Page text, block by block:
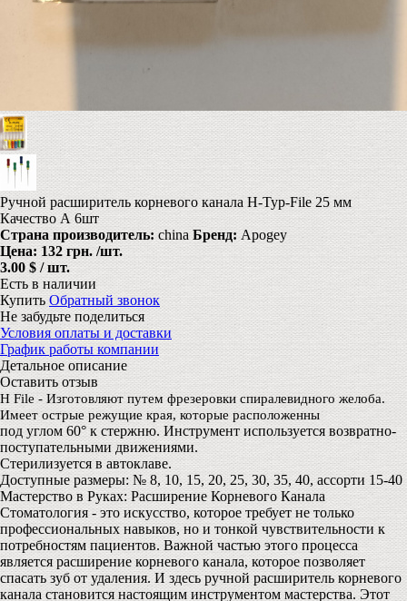
Ручной расширитель корневого канала Н-Typ-File 25 мм
Качество А 6шт
Страна производитель: china Бренд:Apogey
Цена:132 грн. /шт.
3.00 $ / шт.
Есть в наличии
Купить Обратный звонок
Не забудьте поделиться
Условия оплаты и доставки
График работы компании
Детальное описание
Оставить отзыв
H File - Изготовляют путем фрезеровки спиралевидного желоба.
Имеет острые режущие края, которые расположенны
под углом 60° к стержню. Инструмент используется возвратно-
поступательными движениями.
Стерилизуется в автоклаве.
Доступные размеры: № 8, 10, 15, 20, 25, 30, 35, 40, ассорти 15-40
Мастерство в Руках: Расширение Корневого Канала
Стоматология - это искусство, которое требует не только
профессиональных навыков, но и тонкой чувствительности к
потребностям пациентов. Важной частью этого процесса
является расширение корневого канала, которое позволяет
спасать зуб от удаления. И здесь ручной расширитель корневого
канала становится настоящим инструментом мастерства. Этот